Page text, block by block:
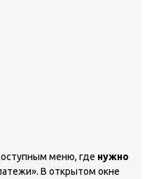
меню, где нужно
В открытом окне